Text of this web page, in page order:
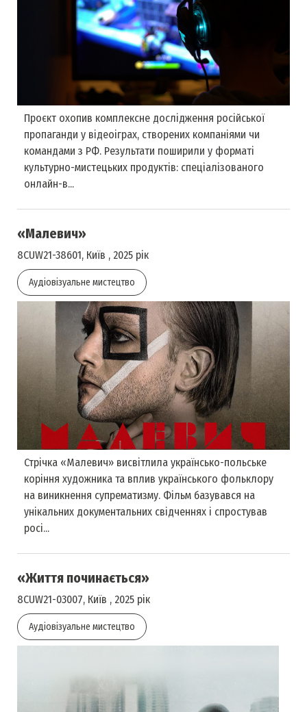
Проєкт охопив комплексне дослідження російської
пропаганди у відеоіграх, створених компаніями чи
командами з РФ. Результати поширили у форматі
культурно-мистецьких продуктів: спеціалізованого
онлайн-в...
«Малевич»
8CUW21-38601, Київ , 2025 рік
Аудіовізуальне мистецтво
Стрічка «Малевич» висвітлила українсько-польське
коріння художника та вплив українського фольклору
на виникнення супрематизму. Фільм базувався на
унікальних документальних свідченнях і спростував
росі...
«Життя починається»
8CUW21-03007, Київ , 2025 рік
Аудіовізуальне мистецтво